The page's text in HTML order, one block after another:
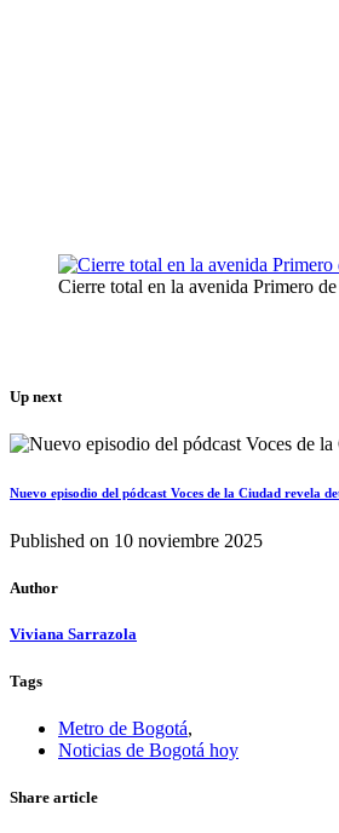
Cierre total en la avenida Primero
Up next
Nuevo episodio del pódcast Voces de la Ciudad revela
Published on 10 noviembre 2025
Author
Viviana Sarrazola
Tags
Metro de Bogotá,
Noticias de Bogotá hoy
Share article